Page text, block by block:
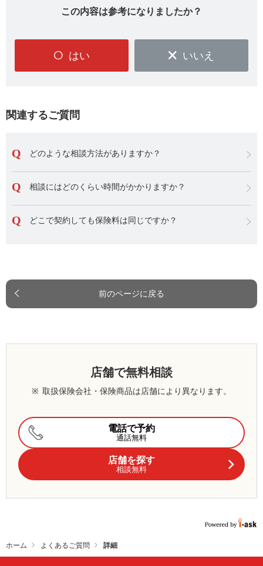
この内容は参考になりましたか？
はい いいえ
関連するご質問
どのような相談方法がありますか？
相談にはどのくらい時間がかかりますか？
どこで契約しても保険料は同じですか？
前のページに戻る
店舗で無料相談
※ 取扱保険会社・保険商品は店舗により異なります。
電話で予約
通話無料
店舗を探す
相談無料
ホーム よくあるご質問 詳細